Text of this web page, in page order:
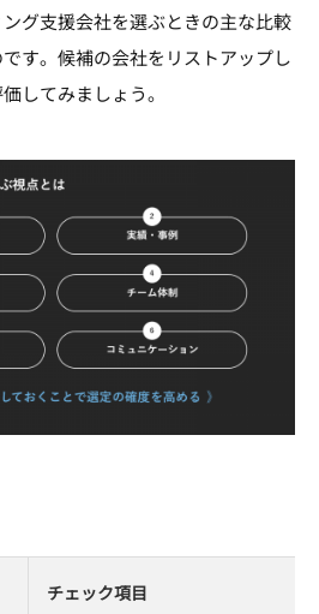
グ支援会社を選ぶときの主な比較
す。候補の会社をリストアップし
してみましょう。
チェック項目